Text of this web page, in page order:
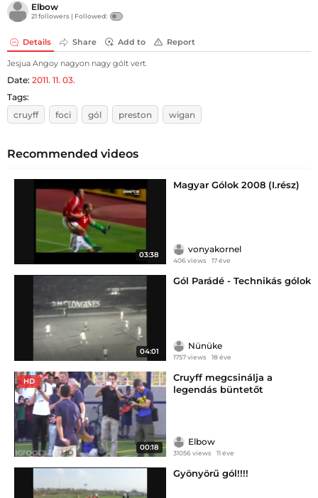
Elbow
21 followers | Followed:
Details Share Add to Report
Jesjua Angoy nagyon nagy gólt vert.
Date: 2011. 11. 03.
Tags:
cruyff
foci gól preston wigan
Recommended videos
03:38
Magyar Gólok 2008 (I.rész)
vonyakornel
406 views 17 éve
04:01
Gól Parádé - Technikás gólok
Nünüke
1757 views 18 éve
HD
00:18
Cruyff megcsinálja a
legendás büntetőt
Elbow
31056 views 11 éve
Gyönyörű gól!!!!